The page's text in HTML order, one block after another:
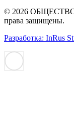
© 2026
права защищены.
Разработка: InRus